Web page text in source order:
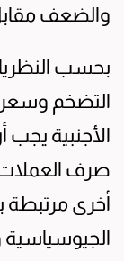
والضعف مقابل
بحسب
التضخم وسعر
الأجنبية
صرف العملات
أخرى مرتبطة
الجيوسياسية